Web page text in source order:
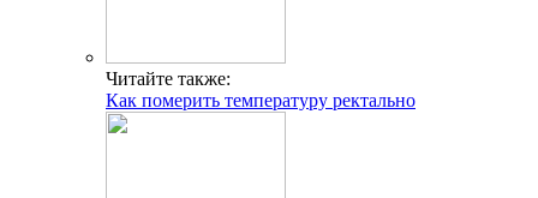
Читайте также:
Как померить температуру ректально